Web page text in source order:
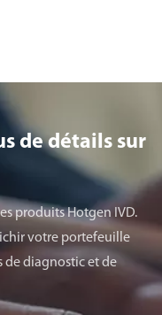
de détails sur
produits Hotgen IVD.
votre portefeuille
de diagnostic et de